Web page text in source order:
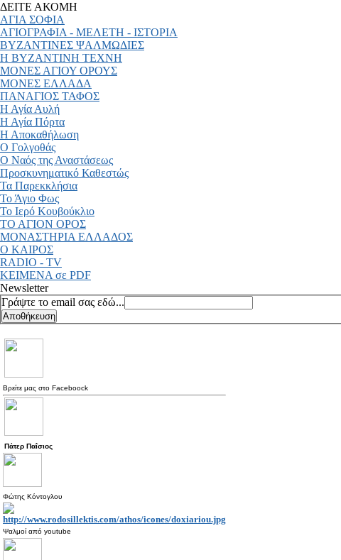
ΔΕΙΤΕ ΑΚΟΜΗ
ΑΓΙΑ ΣΟΦΙΑ
ΑΓΙΟΓΡΑΦΙΑ - ΜΕΛΕΤΗ - ΙΣΤΟΡΙΑ
ΒΥΖΑΝΤΙΝΕΣ ΨΑΛΜΩΔΙΕΣ
Η ΒΥΖΑΝΤΙΝΗ ΤΕΧΝΗ
ΜΟΝΕΣ ΑΓΙΟΥ ΟΡΟΥΣ
ΜΟΝΕΣ ΕΛΛΑΔΑ
ΠΑΝΑΓΙΟΣ ΤΑΦΟΣ
Η Αγία Αυλή
Η Αγία Πόρτα
Η Αποκαθήλωση
Ο Γολγοθάς
Ο Ναός της Αναστάσεως
Προσκυνηματικό Καθεστώς
Τα Παρεκκλήσια
Το Άγιο Φως
Το Ιερό Κουβούκλιο
ΤΟ ΑΓΙΟΝ ΟΡΟΣ
ΜΟΝΑΣΤΗΡΙΑ ΕΛΛΑΔΟΣ
Ο ΚΑΙΡΟΣ
RADIO - TV
ΚΕΙΜΕΝΑ σε PDF
Newsletter
Γράψτε το email σας εδώ...
Βρείτε μας στο Faceboock
Πάτερ Παΐσιος
Φώτης Κόντογλου
Ψαλμοί από youtube